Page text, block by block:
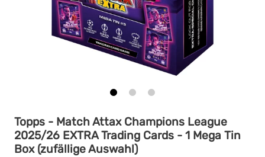
Topps - Match Attax Champions League
2025/26 EXTRA Trading Cards - 1 Mega Tin
Box (zufällige Auswahl)